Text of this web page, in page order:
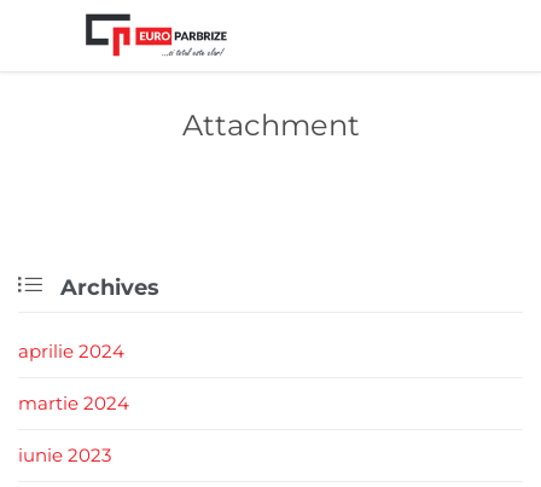
Attachment
 Archives
aprilie 2024
martie 2024
iunie 2023